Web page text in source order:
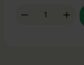
Produkt